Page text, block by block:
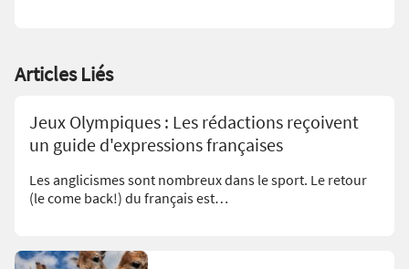
Articles Liés
Jeux Olympiques : Les rédactions reçoivent
un guide d'expressions françaises
Les anglicismes sont nombreux dans le sport. Le retour
(le come back!) du français est…